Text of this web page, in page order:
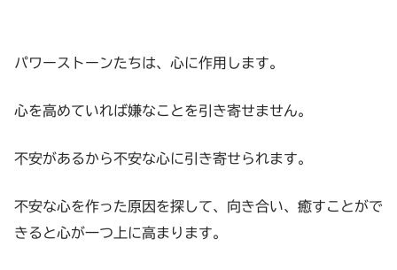
パワーストーンたちは、心に作用します。
心を高めていれば嫌なことを引き寄せません。
不安があるから不安な心に引き寄せられます。
不安な心を作った原因を探して、向き合い、癒すことがで
きると心が一つ上に高まります。